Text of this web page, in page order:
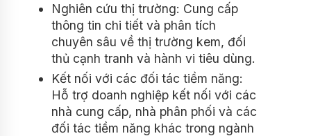
Nghiên cứu thị trường: Cung cấp
thông tin chi tiết và phân tích
chuyên sâu về thị trường kem, đối
thủ cạnh tranh và hành vi tiêu dùng.
Kết nối với các đối tác tiềm năng:
Hỗ trợ doanh nghiệp kết nối với các
nhà cung cấp, nhà phân phối và các
đối tác tiềm năng khác trong ngành